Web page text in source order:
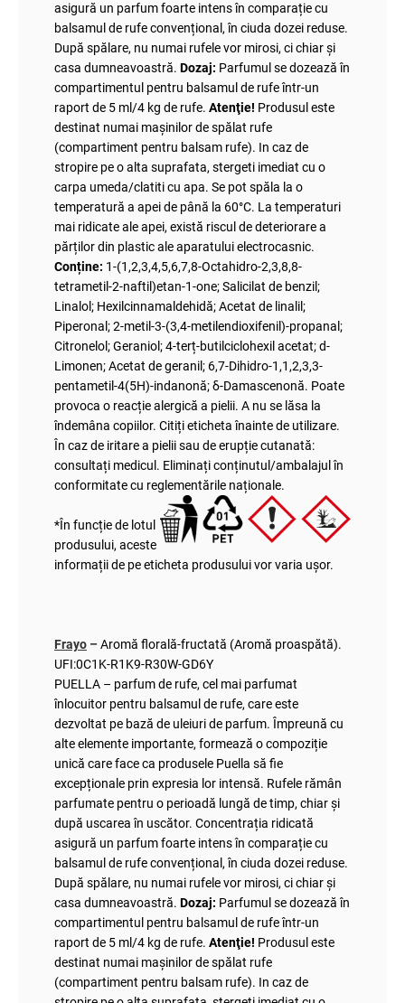
asigură un parfum foarte intens în comparație cu
balsamul de rufe convențional, în ciuda dozei reduse.
După spălare, nu numai rufele vor mirosi, ci chiar și
casa dumneavoastră. Dozaj: Parfumul se dozează în
compartimentul pentru balsamul de rufe într-un
raport de 5 ml/4 kg de rufe. Atenţie! Produsul este
destinat numai mașinilor de spălat rufe
(compartiment pentru balsam rufe). In caz de
stropire pe o alta suprafata, stergeti imediat cu o
carpa umeda/clatiti cu apa. Se pot spăla la o
temperatură a apei de până la 60°C. La temperaturi
mai ridicate ale apei, există riscul de deteriorare a
părților din plastic ale aparatului electrocasnic.
Conține: 1-(1,2,3,4,5,6,7,8-Octahidro-2,3,8,8-
tetrametil-2-naftil)etan-1-one; Salicilat de benzil;
Linalol; Hexilcinnamaldehidă; Acetat de linalil;
Piperonal; 2-metil-3-(3,4-metilendioxifenil)-propanal;
Citronelol; Geraniol; 4-terț-butilciclohexil acetat; d-
Limonen; Acetat de geranil; 6,7-Dihidro-1,1,2,3,3-
pentametil-4(5H)-indanonă; δ-Damascenonă. Poate
provoca o reacție alergică a pielii. A nu se lăsa la
îndemâna copiilor. Citiți eticheta înainte de utilizare.
În caz de iritare a pielii sau de erupție cutanată:
consultați medicul. Eliminați conținutul/ambalajul în
conformitate cu reglementările naționale.
*În funcție de lotul
produsului, aceste
informații de pe eticheta produsului vor varia ușor.
Frayo – Aromă florală-fructată (Aromă proaspătă).
UFI:0C1K-R1K9-R30W-GD6Y
PUELLA – parfum de rufe, cel mai parfumat
înlocuitor pentru balsamul de rufe, care este
dezvoltat pe bază de uleiuri de parfum. Împreună cu
alte elemente importante, formează o compoziție
unică care face ca produsele Puella să fie
excepționale prin expresia lor intensă. Rufele rămân
parfumate pentru o perioadă lungă de timp, chiar și
după uscarea în uscător. Concentrația ridicată
asigură un parfum foarte intens în comparație cu
balsamul de rufe convențional, în ciuda dozei reduse.
După spălare, nu numai rufele vor mirosi, ci chiar și
casa dumneavoastră. Dozaj: Parfumul se dozează în
compartimentul pentru balsamul de rufe într-un
raport de 5 ml/4 kg de rufe. Atenţie! Produsul este
destinat numai mașinilor de spălat rufe
(compartiment pentru balsam rufe). In caz de